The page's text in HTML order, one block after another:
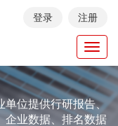
登录 注册
位提供行研报告、
企业数据、排名数据